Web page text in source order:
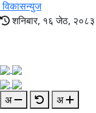
विकासन्युज
शनिबार, १६ जेठ,
अ
अ